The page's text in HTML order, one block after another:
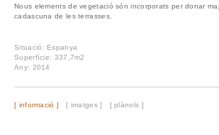
Nous elements de vegetació són incorporats per donar
cadascuna de les terrasses.
Situació: Espanya
Superfície: 337,7m2
Any: 2014
[ informació ] [ imatges ] [ plànols ]